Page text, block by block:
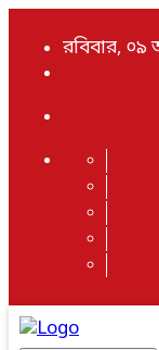
রবিবার, ০৯